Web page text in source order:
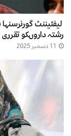
لیفٹیننٹ
رشتہ داروںکو